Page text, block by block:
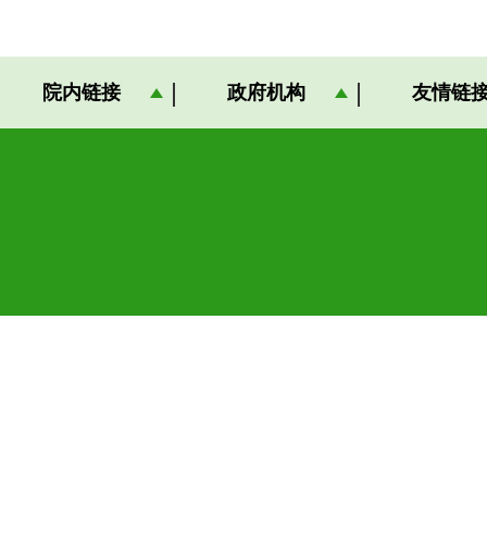
院内链接 政府机构 友情链